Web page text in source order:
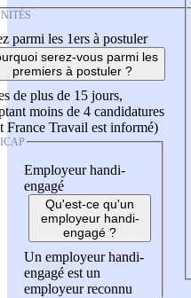
parmi les 1ers à postuler
serez-vous parmi les
premiers à postuler ?
de plus de 15 jours,
moins de 4 candidatures
France Travail est informé)
Employeur handi-
engagé
Qu'est-ce qu'un
employeur handi-
engagé ?
Un employeur handi-
engagé est un
employeur reconnu